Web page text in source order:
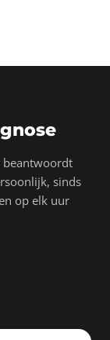
beantwoordt
sinds
op elk uur